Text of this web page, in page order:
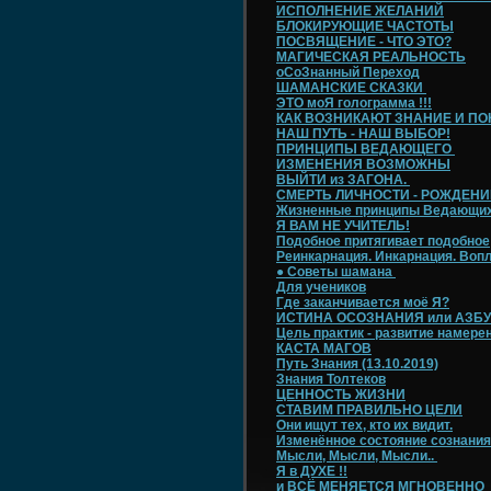
ИСПОЛНЕНИЕ ЖЕЛАНИЙ
БЛОКИРУЮЩИЕ ЧАСТОТЫ
ПОСВЯЩЕНИЕ - ЧТО ЭТО?
МАГИЧЕСКАЯ РЕАЛЬНОСТЬ
оСоЗнанный Переход
ШАМАНСКИЕ СКАЗКИ
ЭТО моЯ голограмма !!!
КАК ВОЗНИКАЮТ ЗНАНИЕ И
НАШ ПУТЬ - НАШ ВЫБОР!
ПРИНЦИПЫ ВЕДАЮЩЕГО
ИЗМЕНЕНИЯ ВОЗМОЖНЫ
ВЫЙТИ из ЗАГОНА.
СМЕРТЬ ЛИЧНОСТИ -
Жизненные принципы
Я ВАМ НЕ УЧИТЕЛЬ!
Подобное притягивает подобное
Реинкарнация. Инкарнация.
● Советы шамана
Для учеников
Где заканчивается моё Я?
ИСТИНА ОСОЗНАНИЯ или
Цель практик - развитие
КАСТА МАГОВ
Путь Знания (13.10.2019)
Знания Толтеков
ЦЕННОСТЬ ЖИЗНИ
СТАВИМ ПРАВИЛЬНО ЦЕЛИ
Они ищут тех, кто их видит.
Изменённое состояние
Мысли, Мысли, Мысли..
Я в ДУХЕ !!
и ВСЁ МЕНЯЕТСЯ МГНОВЕННО